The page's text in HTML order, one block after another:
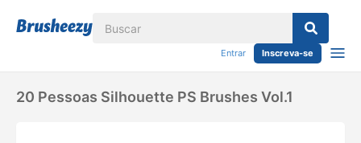
Entrar Inscreva-se
20 Pessoas Silhouette PS Brushes Vol.1